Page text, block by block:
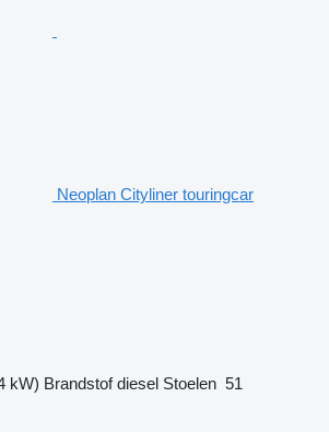
Neoplan Cityliner touringcar
kW) Brandstof diesel Stoelen 51